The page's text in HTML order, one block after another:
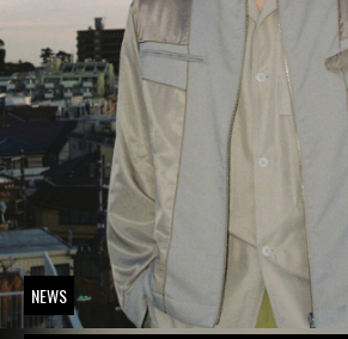
NEWS